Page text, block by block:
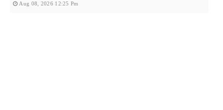
Aug 08, 2026 12:25 Pm